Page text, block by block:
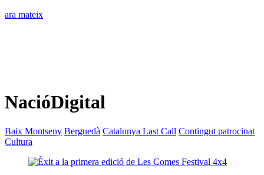
ara mateix
NacióDigital
Baix Montseny Berguedà Catalunya Last Call Contingut patrocinat
Cultura